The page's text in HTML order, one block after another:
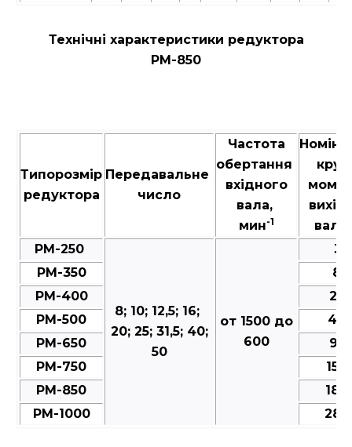
Технічні характеристики редуктора
РМ-850
Типорозмір
редуктора
Передавальне
число
Частота
обертання
вхідного
вала,
мин-1
РМ-250
8; 10; 12,5; 16;
20; 25; 31,5; 40;
50
от 1500 до
600
РМ-350
РМ-400
РМ-500
РМ-650
РМ-750
РМ-850
РМ-1000